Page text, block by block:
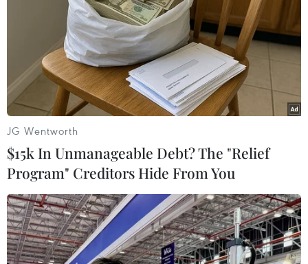
Bình Dương: Cháy lớn tại khu nhà xưởng
của công ty sản xuất đồ gốm
05/04/2020 08:13
Thời tiết buổi trưa khô hanh, ngọn lửa bùng cháy mạnh
khiến cho lực lượng chữa cháy tại chỗ không có khả
năng dập tắt.
JG Wentworth
$15k In Unmanageable Debt? The "Relief
Program" Creditors Hide From You